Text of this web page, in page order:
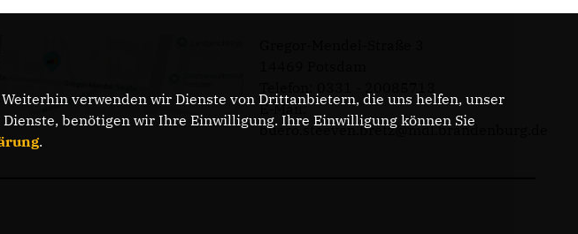
E-Mail:
buero.steeven.bretz@mdl.brandenburg.de
verwenden wir Dienste von Drittanbietern, die uns helfen, unser
benötigen wir Ihre Einwilligung. Ihre Einwilligung können Sie
.